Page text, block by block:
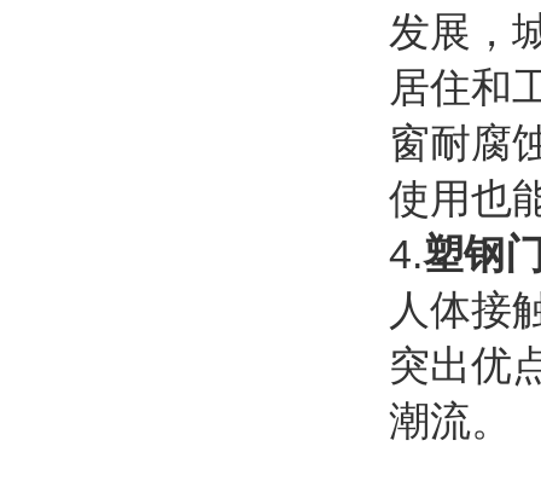
发展，
居住和
窗耐腐
使用也
4.塑钢
人体接
突出优
潮流。